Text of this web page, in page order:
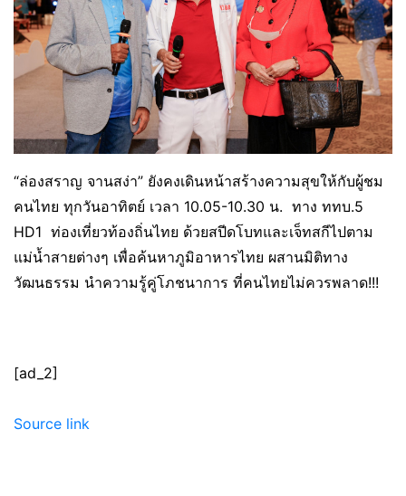
“ล่องสราญ จานสง่า” ยังคงเดินหน้าสร้างความสุขให้กับผู้ชม
คนไทย ทุกวันอาทิตย์ เวลา 10.05-10.30 น. ทาง ททบ.5
HD1 ท่องเที่ยวท้องถิ่นไทย ด้วยสปีดโบทและเจ็ทสกีไปตาม
แม่น้ำสายต่างๆ เพื่อค้นหาภูมิอาหารไทย ผสานมิติทาง
วัฒนธรรม นำความรู้คู่โภชนาการ ที่คนไทยไม่ควรพลาด!!!
[ad_2]
Source link